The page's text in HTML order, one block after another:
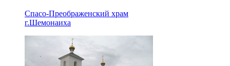
Спасо-Преображенский храм
г.Шемонаиха